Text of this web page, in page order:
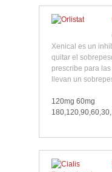
Xenical es un
quitar el
prescribe para
llevan un
120mg 60mg